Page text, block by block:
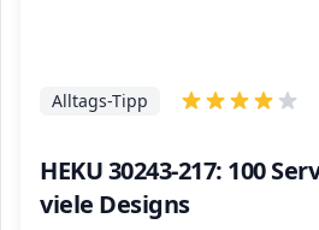
HEKU 30243-217: 100
viele Designs
Alltags-Tipp